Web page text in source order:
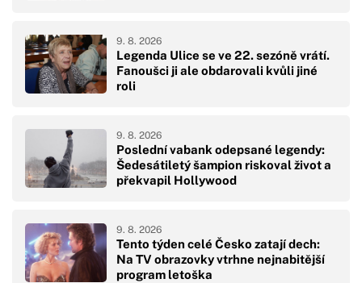
Legenda Ulice se ve 22. sezóně vrátí.
Fanoušci ji ale obdarovali kvůli jiné
roli
9. 8. 2026
Poslední vabank odepsané legendy:
Šedesátiletý šampion riskoval život a
překvapil Hollywood
9. 8. 2026
Tento týden celé Česko zatají dech:
Na TV obrazovky vtrhne nejnabitější
program letoška
9. 8. 2026